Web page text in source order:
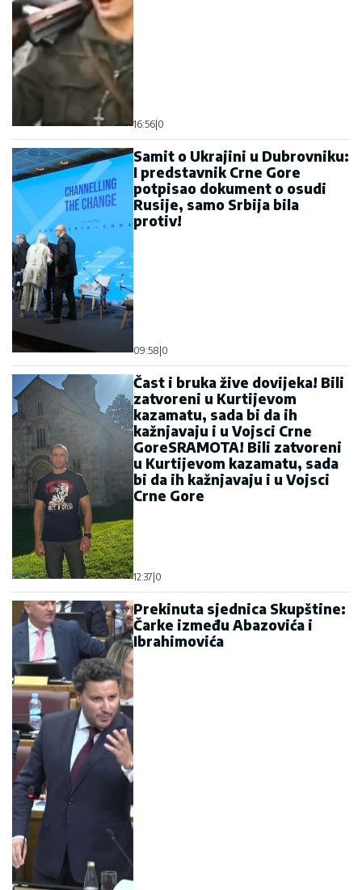
16:56 0
Samit o Ukrajini u Dubrovniku:
I predstavnik Crne Gore
potpisao dokument o osudi
Rusije, samo Srbija bila
protiv!
09:58 0
Čast i bruka žive dovijeka! Bili
zatvoreni u Kurtijevom
kazamatu, sada bi da ih
kažnjavaju i u Vojsci Crne
GoreSRAMOTA! Bili zatvoreni
u Kurtijevom kazamatu, sada
bi da ih kažnjavaju i u Vojsci
Crne Gore
12:37 0
Prekinuta sjednica Skupštine:
Čarke između Abazovića i
Ibrahimovića